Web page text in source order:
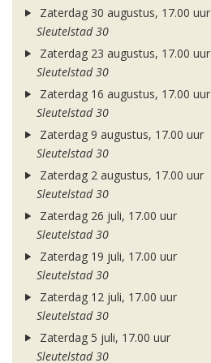
Zaterdag 30 augustus, 17.00 uur
Sleutelstad 30
Zaterdag 23 augustus, 17.00 uur
Sleutelstad 30
Zaterdag 16 augustus, 17.00 uur
Sleutelstad 30
Zaterdag 9 augustus, 17.00 uur
Sleutelstad 30
Zaterdag 2 augustus, 17.00 uur
Sleutelstad 30
Zaterdag 26 juli, 17.00 uur
Sleutelstad 30
Zaterdag 19 juli, 17.00 uur
Sleutelstad 30
Zaterdag 12 juli, 17.00 uur
Sleutelstad 30
Zaterdag 5 juli, 17.00 uur
Sleutelstad 30